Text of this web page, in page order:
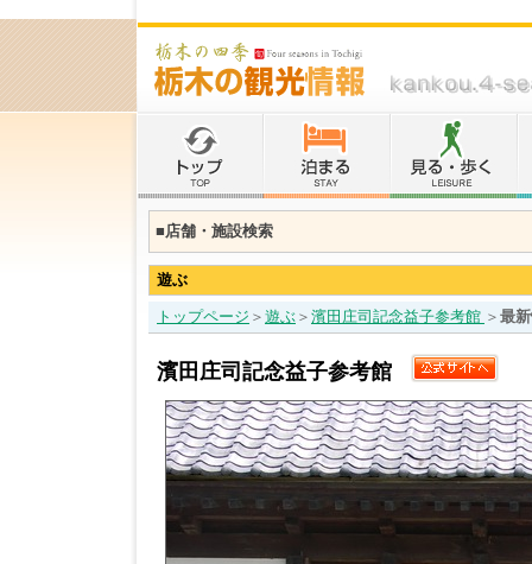
■店舗・施設検索
遊ぶ
トップページ ＞ 遊ぶ ＞ 濱田庄司記念益子参考館 ＞ 最
濱田庄司記念益子参考館